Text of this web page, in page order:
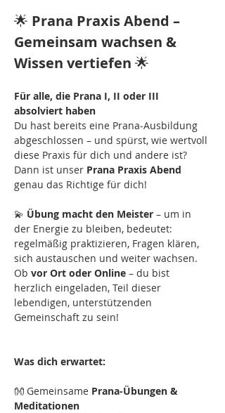
🌟 Prana Praxis Abend –
Gemeinsam wachsen &
Wissen vertiefen 🌟
Für alle, die Prana I, II oder III
absolviert haben
Du hast bereits eine Prana-Ausbildung
abgeschlossen – und spürst, wie wertvoll
diese Praxis für dich und andere ist?
Dann ist unser Prana Praxis Abend
genau das Richtige für dich!
💫 Übung macht den Meister – um in
der Energie zu bleiben, bedeutet:
regelmäßig praktizieren, Fragen klären,
sich austauschen und weiter wachsen.
Ob vor Ort oder Online – du bist
herzlich eingeladen, Teil dieser
lebendigen, unterstützenden
Gemeinschaft zu sein!
Was dich erwartet:
👐 Gemeinsame Prana-Übungen &
Meditationen